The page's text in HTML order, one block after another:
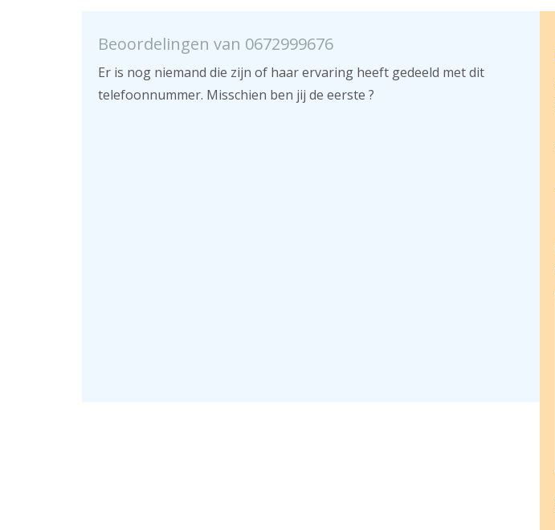
Beoordelingen van 0672999676
Er is nog niemand die zijn of haar ervaring heeft gedeeld met dit
telefoonnummer. Misschien ben jij de eerste ?